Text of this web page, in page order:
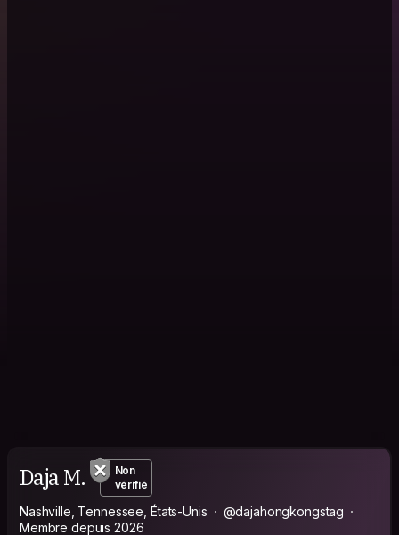
Daja M.
Non
vérifié
Nashville, Tennessee, États-Unis
@dajahongkongstag
Membre depuis 2026